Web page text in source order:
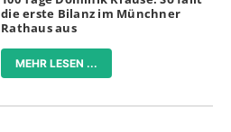
die erste Bilanz im Münchner
Rathaus aus
MEHR LESEN ...